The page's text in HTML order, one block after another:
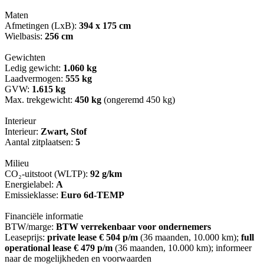
Maten
Afmetingen (LxB): 394 x 175 cm
Wielbasis: 256 cm
Gewichten
Ledig gewicht: 1.060 kg
Laadvermogen: 555 kg
GVW: 1.615 kg
Max. trekgewicht: 450 kg (ongeremd 450 kg)
Interieur
Interieur: Zwart, Stof
Aantal zitplaatsen: 5
Milieu
CO₂-uitstoot (WLTP): 92 g/km
Energielabel: A
Emissieklasse: Euro 6d-TEMP
Financiële informatie
BTW/marge: BTW verrekenbaar voor ondernemers
Leaseprijs: private lease € 504 p/m (36 maanden, 10.000 km); full
operational lease € 479 p/m (36 maanden, 10.000 km); informeer
naar de mogelijkheden en voorwaarden